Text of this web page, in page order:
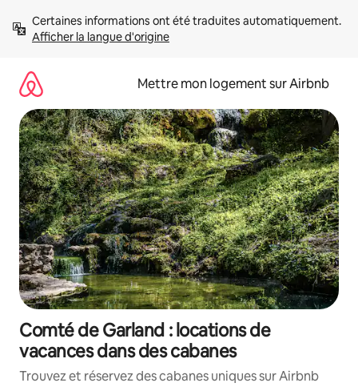
directement
Afficher la langue d'origine
Mettre mon logement sur Airbnb
Comté de Garland : locations de
vacances dans des cabanes
Trouvez et réservez des cabanes uniques sur Airbnb